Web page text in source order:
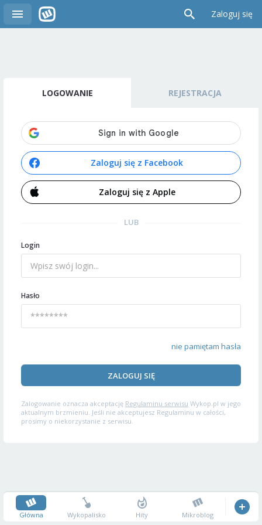
Zaloguj się
LOGOWANIE REJESTRACJA
Zaloguj się z Facebook
Zaloguj się z Apple
LUB
Login
Hasło
nie pamiętam hasła
ZALOGUJ SIĘ
Zalogowanie oznacza akceptację Regulaminu serwisu Wykop.pl w jego
aktualnym brzmieniu. Jeśli nie akceptujesz Regulaminu w całości,
prosimy o niekorzystanie z serwisu.
Główna Wykopalisko Hity Mikroblog